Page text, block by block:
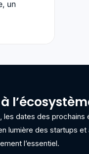
un
les dates des
lumière des startups et
l’essentiel.